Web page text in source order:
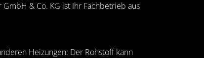
& Co. KG ist Ihr Fachbetrieb aus
Heizungen: Der Rohstoff kann